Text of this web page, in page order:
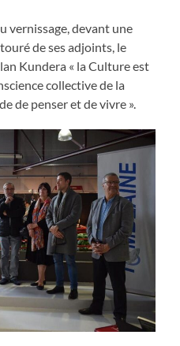
vernissage, devant une
de ses adjoints, le
Kundera « la Culture est
collective de la
de penser et de vivre ».